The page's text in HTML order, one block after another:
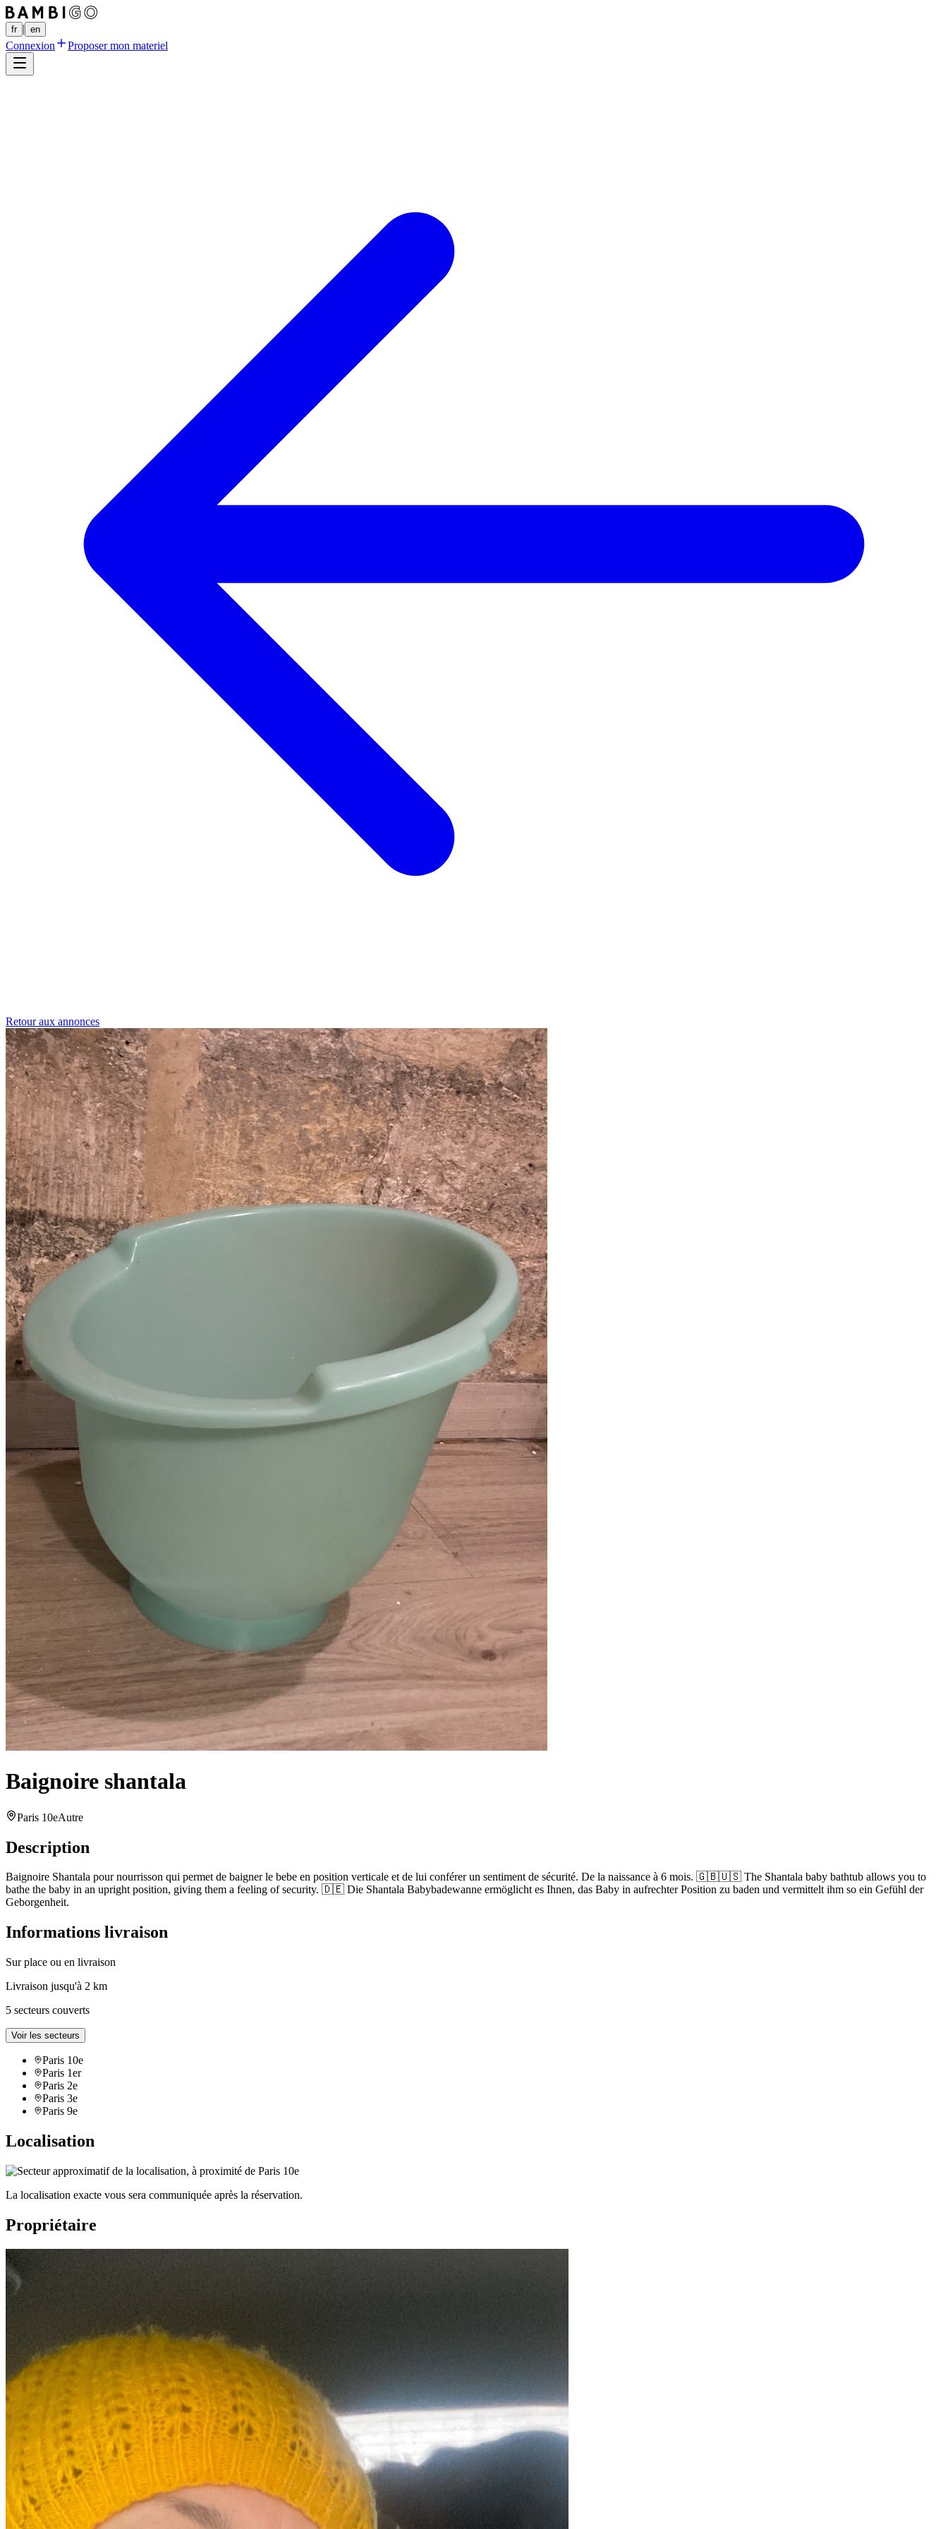
fr | en
Connexion Proposer mon materiel
Retour aux annonces
Baignoire shantala
Paris 10eAutre
Description
Baignoire Shantala pour nourrisson qui permet de baigner le bebe en position verticale et de lui conférer un sentiment de sécurité. De la naissance à 6 mois. 🇬🇧🇺🇸 The Shantala baby bathtub allows you to
bathe the baby in an upright position, giving them a feeling of security. 🇩🇪 Die Shantala Babybadewanne ermöglicht es Ihnen, das Baby in aufrechter Position zu baden und vermittelt ihm so ein Gefühl der
Geborgenheit.
Informations livraison
Sur place ou en livraison
Livraison jusqu'à 2 km
5 secteurs couverts
Voir les secteurs
Paris 10e
Paris 1er
Paris 2e
Paris 3e
Paris 9e
Localisation
La localisation exacte vous sera communiquée après la réservation.
Propriétaire